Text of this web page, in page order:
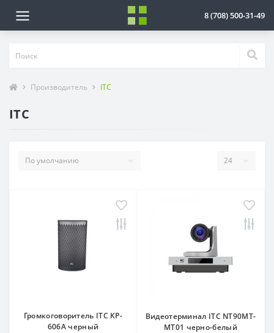
8 (708) 500-31-49
Производитель ITC
ITC
Громкоговоритель ITC KP-
606A черный
Видеотерминал ITC NT90MT-
MT01 черно-белый